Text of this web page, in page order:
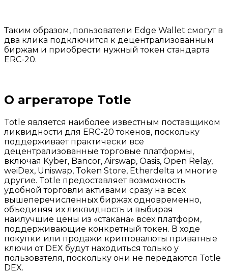
Таким образом, пользователи Edge Wallet смогут в
два клика подключится к децентрализованным
биржам и приобрести нужный токен стандарта
ERC-20.
О агрегаторе Totle
Totle является наиболее известным поставщиком
ликвидности для ERC-20 токенов, поскольку
поддерживает практически все
децентрализованные торговые платформы,
включая Kyber, Bancor, Airswap, Oasis, Open Relay,
weiDex, Uniswap, Token Store, Etherdelta и многие
другие. Totle предоставляет возможность
удобной торговли активами сразу на всех
вышеперечисленных биржах одновременно,
объединяя их ликвидность и выбирая
наилучшие цены из «стакана» всех платформ,
поддерживающие конкретный токен. В ходе
покупки или продажи криптовалюты приватные
ключи от DEX будут находиться только у
пользователя, поскольку они не передаются Totle
DEX.